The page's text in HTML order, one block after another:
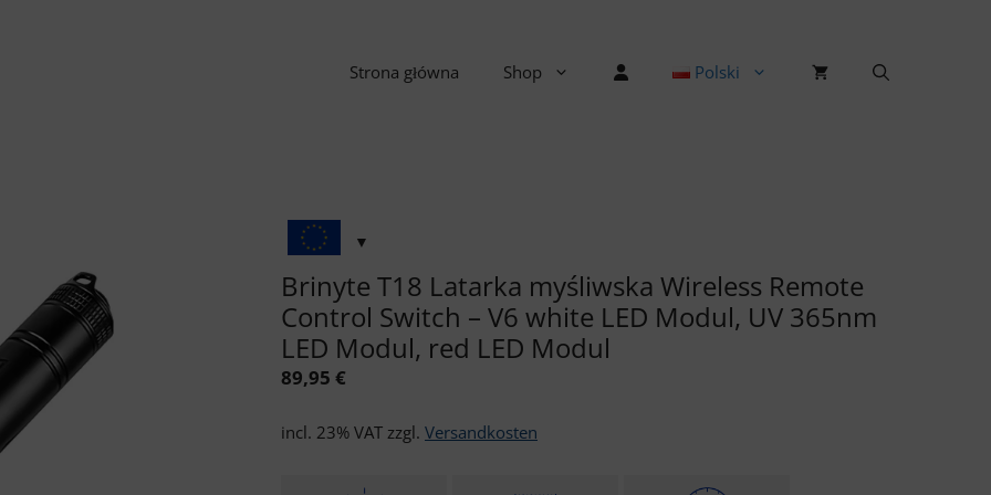
Strona główna Shop Polski
Brinyte T18 Latarka myśliwska Wireless Remote
Control Switch – V6 white LED Modul, UV 365nm
LED Modul, red LED Modul
89,95 €
incl. 23% VAT zzgl. Versandkosten